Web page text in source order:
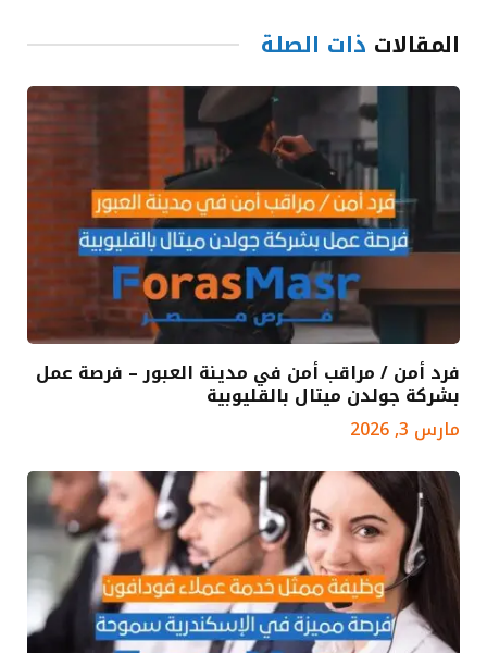
المقالات ذات الصلة
فرد أمن / مراقب أمن في مدينة العبور – فرصة عمل
بشركة جولدن ميتال بالقليوبية
مارس 3, 2026